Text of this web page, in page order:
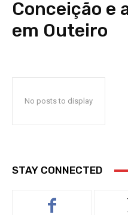
Conceição e
em Outeiro
No posts to display
STAY CONNECTED